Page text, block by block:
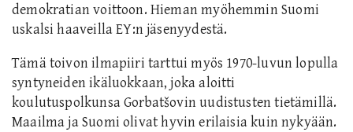
demokratian voittoon. Hieman myöhemmin Suomi
uskalsi haaveilla EY:n jäsenyydestä.
Tämä toivon ilmapiiri tarttui myös 1970-luvun lopulla
syntyneiden ikäluokkaan, joka aloitti
koulutuspolkunsa Gorbatšovin uudistusten tietämillä.
Maailma ja Suomi olivat hyvin erilaisia kuin nykyään.